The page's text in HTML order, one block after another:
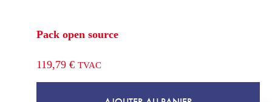
Pack open source
119,79 € TVAC